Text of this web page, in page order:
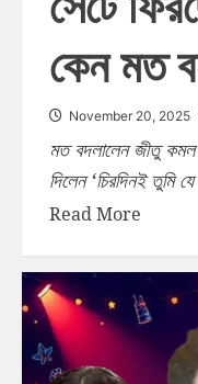
কেন মত
November 20, 2025
মত বদলালেন জীতু
দিলেন ‘চিরদিনই তুমি
Read More